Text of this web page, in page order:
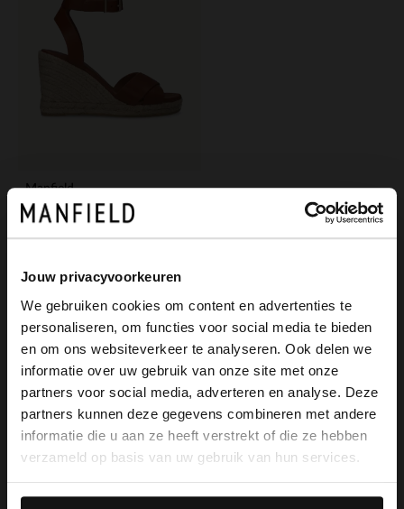
Jouw privacyvoorkeuren
We gebruiken cookies om content en advertenties te
personaliseren, om functies voor social media te bieden
en om ons websiteverkeer te analyseren. Ook delen we
informatie over uw gebruik van onze site met onze
partners voor social media, adverteren en analyse. Deze
partners kunnen deze gegevens combineren met andere
informatie die u aan ze heeft verstrekt of die ze hebben
verzameld op basis van uw gebruik van hun services.
Manfield
Cognac leren sleehakken
100.00
40.00
De My Manfield
voordelen wachten
op je.
×
View this website in English?
It looks like your language isn't Dutch. Would
you like to switch to English?
English